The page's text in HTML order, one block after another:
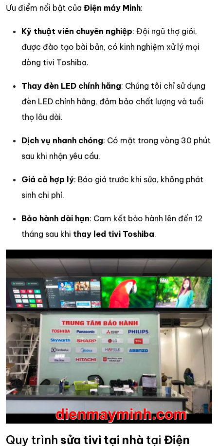
Ưu điểm nổi bật của Điện máy Minh:
Kỹ thuật viên chuyên nghiệp: Đội ngũ thợ giỏi,
được đào tạo bài bản, có kinh nghiệm xử lý mọi
dòng tivi Toshiba.
Thay đèn LED chính hãng: Chúng tôi chỉ sử dụng
đèn LED chính hãng, đảm bảo chất lượng và tuổi
thọ lâu dài.
Dịch vụ nhanh chóng: Có mặt trong vòng 30 phút
sau khi nhận yêu cầu.
Giá cả hợp lý: Báo giá trước khi sửa, không phát
sinh chi phí.
Bảo hành dài hạn: Cam kết bảo hành lên đến 12
tháng sau khi thay led tivi Toshiba.
Quy trình sửa tivi tại nhà tại Điện